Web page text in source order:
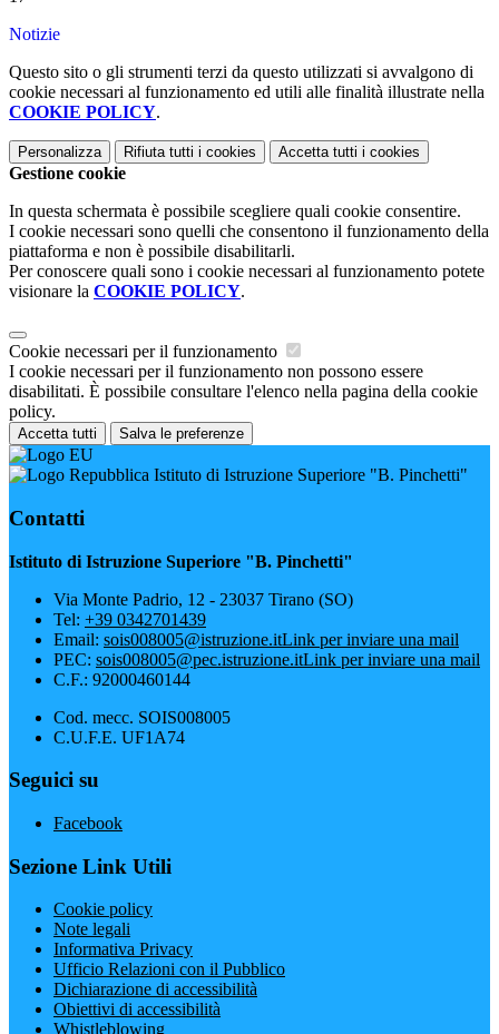
Notizie
Questo sito o gli strumenti terzi da questo utilizzati si avvalgono di
cookie necessari al funzionamento ed utili alle finalità illustrate nella
COOKIE POLICY.
Personalizza Rifiuta tutti i cookies Accetta tutti i cookies
Gestione cookie
In questa schermata è possibile scegliere quali cookie consentire.
I cookie necessari sono quelli che consentono il funzionamento della
piattaforma e non è possibile disabilitarli.
Per conoscere quali sono i cookie necessari al funzionamento potete
visionare la COOKIE POLICY.
Cookie necessari per il funzionamento
I cookie necessari per il funzionamento non possono essere
disabilitati. È possibile consultare l'elenco nella pagina della cookie
policy.
Accetta tutti Salva le preferenze
Istituto di Istruzione Superiore "B. Pinchetti"
Contatti
Istituto di Istruzione Superiore "B. Pinchetti"
Via Monte Padrio, 12 - 23037 Tirano (SO)
Tel: +39 0342701439
Email: sois008005@istruzione.itLink per inviare una mail
PEC: sois008005@pec.istruzione.itLink per inviare una mail
C.F.: 92000460144
Cod. mecc. SOIS008005
C.U.F.E. UF1A74
Seguici su
Facebook
Sezione Link Utili
Cookie policy
Note legali
Informativa Privacy
Ufficio Relazioni con il Pubblico
Dichiarazione di accessibilità
Obiettivi di accessibilità
Whistleblowing